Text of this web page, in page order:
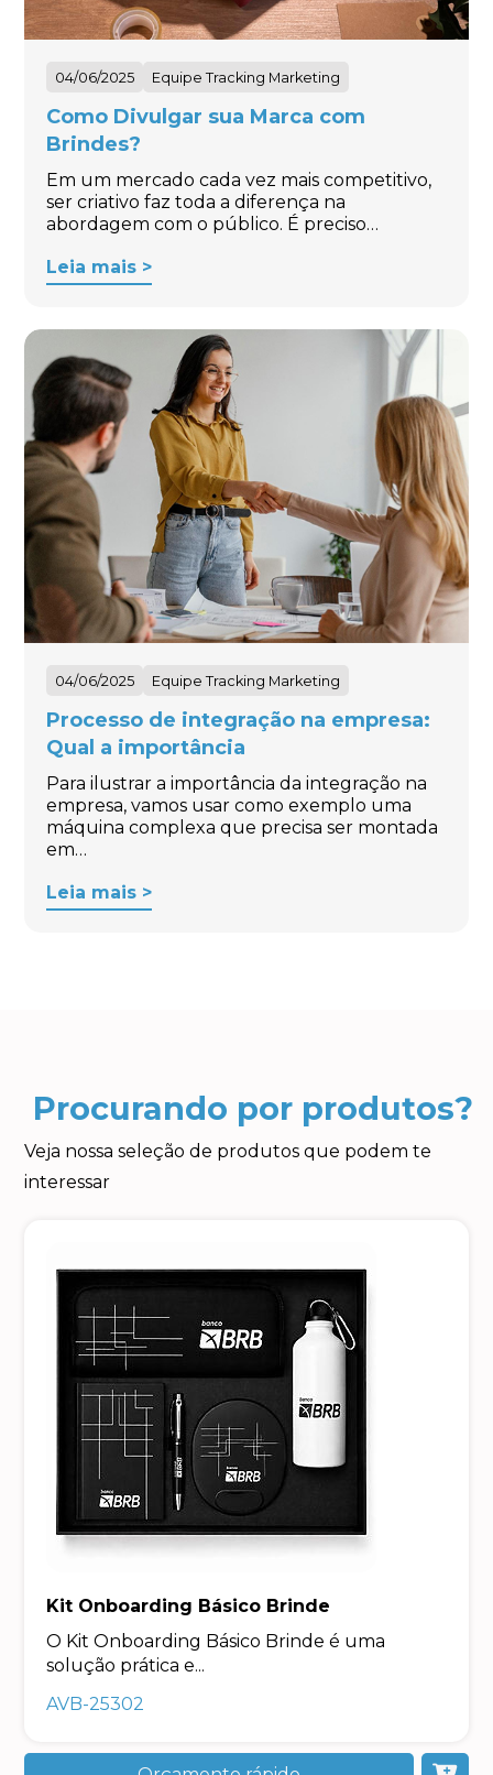
04/06/2025 Equipe Tracking Marketing
Como Divulgar sua Marca com
Brindes?
Em um mercado cada vez mais competitivo,
ser criativo faz toda a diferença na
abordagem com o público. É preciso…
Leia mais >
04/06/2025 Equipe Tracking Marketing
Processo de integração na empresa:
Qual a importância
Para ilustrar a importância da integração na
empresa, vamos usar como exemplo uma
máquina complexa que precisa ser montada
em…
Leia mais >
Procurando por produtos?
Veja nossa seleção de produtos que podem te
interessar
Kit Onboarding Básico Brinde
O Kit Onboarding Básico Brinde é uma
solução prática e...
AVB-25302